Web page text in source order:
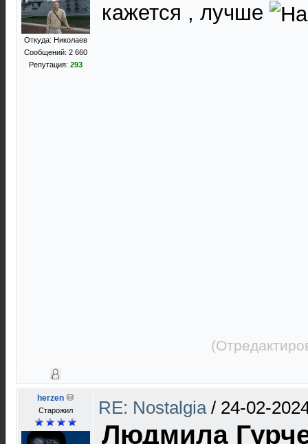
Откуда: Николаев
Сообщений: 2 660
Репутация: 293
кажется , лучше
herzen
Старожил RE: Nostalgia / 24-02-
Людмила